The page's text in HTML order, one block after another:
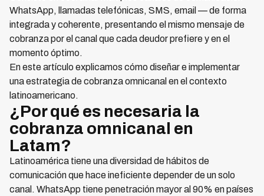
WhatsApp, llamadas telefónicas, SMS, email — de forma
integrada y coherente, presentando el mismo mensaje de
cobranza por el canal que cada deudor prefiere y en el
momento óptimo.
En este artículo explicamos cómo diseñar e implementar
una estrategia de cobranza omnicanal en el contexto
latinoamericano.
¿Por qué es necesaria la
cobranza omnicanal en
Latam?
Latinoamérica tiene una diversidad de hábitos de
comunicación que hace ineficiente depender de un solo
canal. WhatsApp tiene penetración mayor al 90% en países